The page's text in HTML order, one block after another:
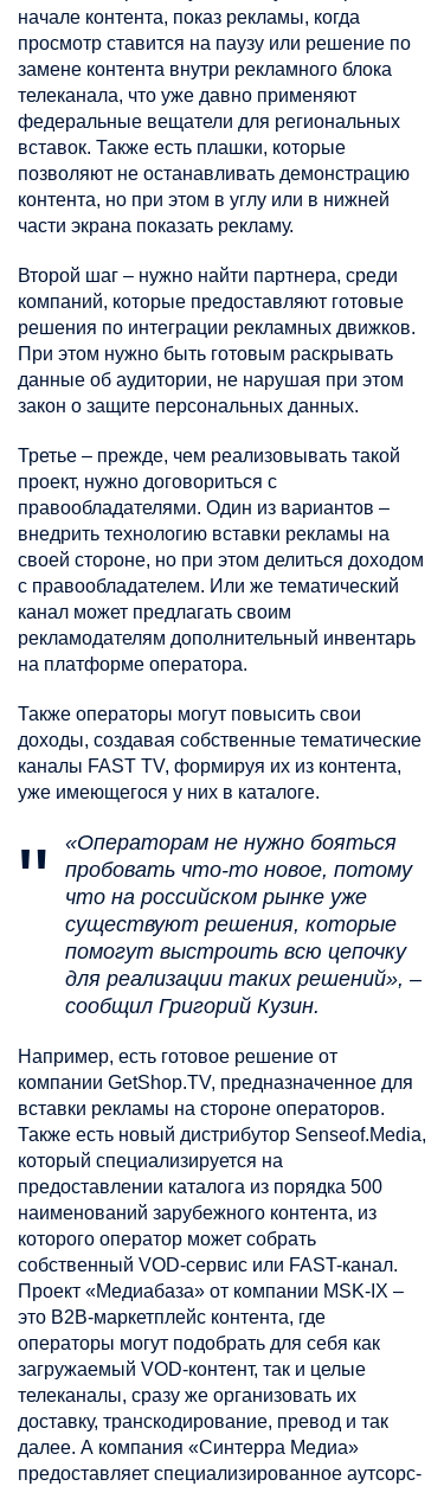
начале контента, показ рекламы, когда
просмотр ставится на паузу или решение по
замене контента внутри рекламного блока
телеканала, что уже давно применяют
федеральные вещатели для региональных
вставок. Также есть плашки, которые
позволяют не останавливать демонстрацию
контента, но при этом в углу или в нижней
части экрана показать рекламу.
Второй шаг – нужно найти партнера, среди
компаний, которые предоставляют готовые
решения по интеграции рекламных движков.
При этом нужно быть готовым раскрывать
данные об аудитории, не нарушая при этом
закон о защите персональных данных.
Третье – прежде, чем реализовывать такой
проект, нужно договориться с
правообладателями. Один из вариантов –
внедрить технологию вставки рекламы на
своей стороне, но при этом делиться доходом
с правообладателем. Или же тематический
канал может предлагать своим
рекламодателям дополнительный инвентарь
на платформе оператора.
Также операторы могут повысить свои
доходы, создавая собственные тематические
каналы FAST TV, формируя их из контента,
уже имеющегося у них в каталоге.
«Операторам не нужно бояться
пробовать что-то новое, потому
что на российском рынке уже
существуют решения, которые
помогут выстроить всю цепочку
для реализации таких решений», –
сообщил Григорий Кузин.
Например, есть готовое решение от
компании GetShop.TV, предназначенное для
вставки рекламы на стороне операторов.
Также есть новый дистрибутор Senseof.Media,
который специализируется на
предоставлении каталога из порядка 500
наименований зарубежного контента, из
которого оператор может собрать
собственный VOD-сервис или FAST-канал.
Проект «Медиабаза» от компании MSK-IX –
это B2B-маркетплейс контента, где
операторы могут подобрать для себя как
загружаемый VOD-контент, так и целые
телеканалы, сразу же организовать их
доставку, транскодирование, превод и так
далее. А компания «Синтерра Медиа»
предоставляет специализированное аутсорс-